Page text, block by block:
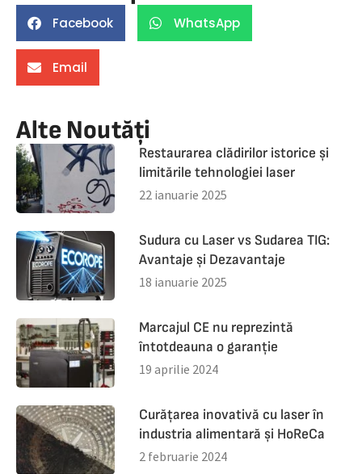
Facebook WhatsApp
Email
Alte Noutăți
Restaurarea clădirilor istorice și
limitările tehnologiei laser
22 ianuarie 2025
Sudura cu Laser vs Sudarea TIG:
Avantaje și Dezavantaje
18 ianuarie 2025
Marcajul CE nu reprezintă
întotdeauna o garanție
19 aprilie 2024
Curățarea inovativă cu laser în
industria alimentară și HoReCa
2 februarie 2024